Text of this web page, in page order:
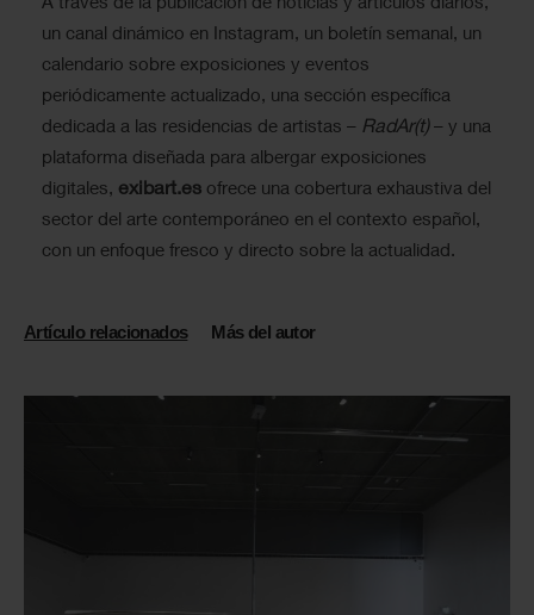
un canal dinámico en Instagram, un boletín semanal, un
calendario sobre exposiciones y eventos
periódicamente actualizado, una sección específica
dedicada a las residencias de artistas – RadAr(t)– y una
plataforma diseñada para albergar exposiciones
digitales, exibart.es ofrece una cobertura exhaustiva del
sector del arte contemporáneo en el contexto español,
con un enfoque fresco y directo sobre la actualidad.
Artículo relacionados Más del autor